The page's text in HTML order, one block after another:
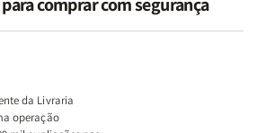
Mulher
Segundo
Mulher
Segundo
da Livraria
operação